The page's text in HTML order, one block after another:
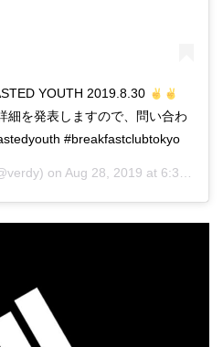
YOUTH 2019.8.30
細を発表しますので、問い合わ
#breakfastclubtokyo
on Aug 28, 2019 at 6:30am PDT